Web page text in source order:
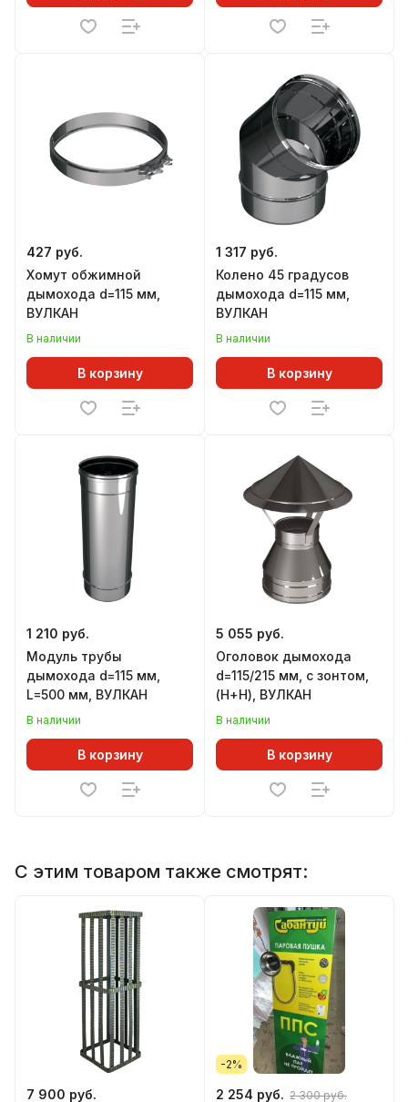
427 руб.
Хомут обжимной
дымохода d=115 мм,
ВУЛКАН
В наличии
В корзину
1 317 руб.
Колено 45 градусов
дымохода d=115 мм,
ВУЛКАН
В наличии
В корзину
1 210 руб.
Модуль трубы
дымохода d=115 мм,
L=500 мм, ВУЛКАН
В наличии
В корзину
5 055 руб.
Оголовок дымохода
d=115/215 мм, с зонтом,
(Н+Н), ВУЛКАН
В наличии
В корзину
С этим товаром также смотрят:
7 900 руб.
-2%
2 254 руб. 2 300 руб.